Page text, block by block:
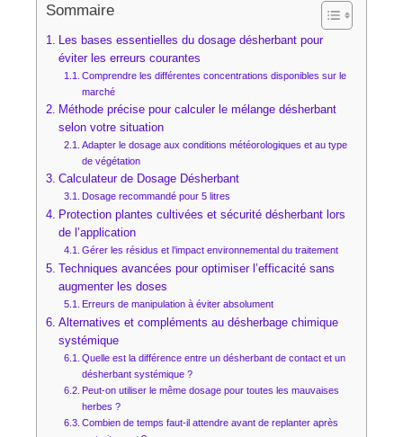
Sommaire
Les bases essentielles du dosage désherbant pour
éviter les erreurs courantes
Comprendre les différentes concentrations disponibles sur le
marché
Méthode précise pour calculer le mélange désherbant
selon votre situation
Adapter le dosage aux conditions météorologiques et au type
de végétation
Calculateur de Dosage Désherbant
Dosage recommandé pour 5 litres
Protection plantes cultivées et sécurité désherbant lors
de l’application
Gérer les résidus et l’impact environnemental du traitement
Techniques avancées pour optimiser l’efficacité sans
augmenter les doses
Erreurs de manipulation à éviter absolument
Alternatives et compléments au désherbage chimique
systémique
Quelle est la différence entre un désherbant de contact et un
désherbant systémique ?
Peut-on utiliser le même dosage pour toutes les mauvaises
herbes ?
Combien de temps faut-il attendre avant de replanter après